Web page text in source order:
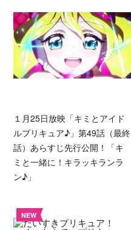
１月25日放映「キミとアイド
ルプリキュア♪」第49話（最終
話）あらすじ先行公開！「キ
ミと一緒に！キラッキランラ
ン♪」
NEW